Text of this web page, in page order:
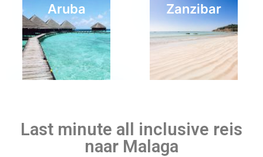
Aruba Zanzibar
Last minute all inclusive reis
naar Malaga